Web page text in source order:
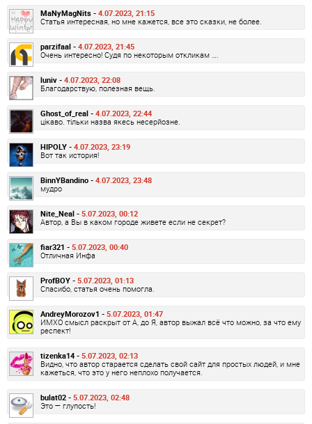
MaNyMagNits - 4.07.2023, 21:15
Статья интересная, но мне кажется, все это сказки, не более.
parzifaal - 4.07.2023, 21:45
Очень интересно! Судя по некоторым откликам ….
luniv - 4.07.2023, 22:08
Благодарствую, полезная вещь.
Ghost_of_real - 4.07.2023, 22:44
цікаво. тільки назва якесь несерйозне.
HIPOLY - 4.07.2023, 23:19
Вот так история!
BinnYBandino - 4.07.2023, 23:48
мудро
Nite_Neal - 5.07.2023, 00:12
Автор, а Вы в каком городе живете если не секрет?
fiar321 - 5.07.2023, 00:40
Отличная Инфа
ProfBOY - 5.07.2023, 01:13
Спасибо, статья очень помогла.
AndreyMorozov1 - 5.07.2023, 01:47
ИМХО смысл раскрыт от А, до Я, автор выжал всё что можно, за что ему
респект!
tizenka14 - 5.07.2023, 02:13
Видно, что автор старается сделать свой сайт для простых людей, и мне
кажеться, что это у него неплохо получается.
bulat02 - 5.07.2023, 02:48
Это — глупость!